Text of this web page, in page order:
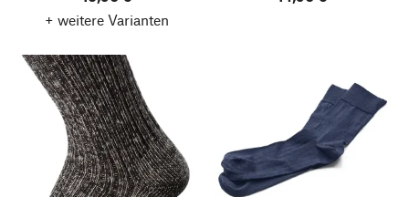
+ weitere Varianten